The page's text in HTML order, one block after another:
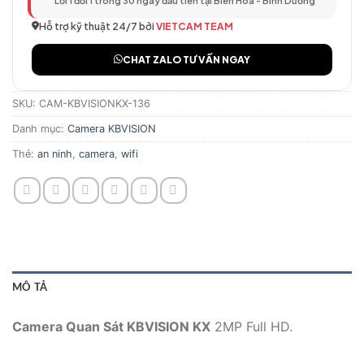
Hỗ trợ kỹ thuật 24/7 bởi VIETCAM TEAM
CHAT ZALO TƯ VẤN NGAY
SKU: CAM-KBVISIONKX-136
Danh mục: Camera KBVISION
Thẻ: an ninh camera wifi
MÔ TẢ
Camera Quan Sát KBVISION KX 2MP Full HD.